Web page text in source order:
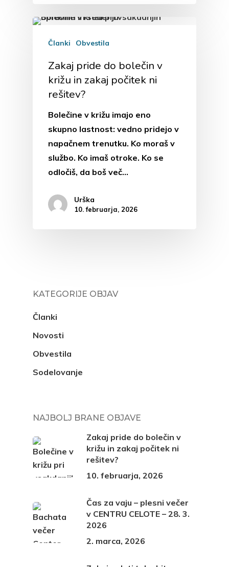
Članki Obvestila
Zakaj pride do bolečin v
križu in zakaj počitek ni
rešitev?
Bolečine v križu imajo eno
skupno lastnost: vedno pridejo v
napačnem trenutku. Ko moraš v
službo. Ko imaš otroke. Ko se
odločiš, da boš več…
Urška
10. februarja, 2026
KATEGORIJE OBJAV
Članki
Novosti
Obvestila
Sodelovanje
NAJBOLJ BRANE OBJAVE
Zakaj pride do bolečin v
križu in zakaj počitek ni
rešitev?
10. februarja, 2026
Čas za vaju – plesni večer
v CENTRU CELOTE – 28. 3.
2026
2. marca, 2026